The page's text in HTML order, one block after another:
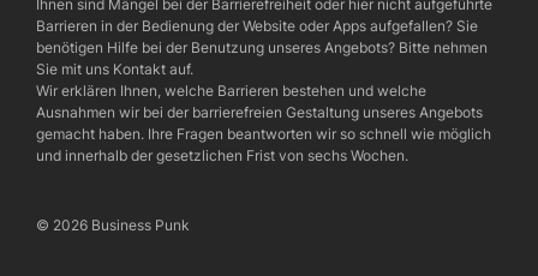
Ihnen sind Mängel bei der Barrierefreiheit oder hier nicht aufgeführte
Barrieren in der Bedienung der Website oder Apps aufgefallen? Sie
benötigen Hilfe bei der Benutzung unseres Angebots? Bitte nehmen
Sie mit uns Kontakt auf.
Wir erklären Ihnen, welche Barrieren bestehen und welche
Ausnahmen wir bei der barrierefreien Gestaltung unseres Angebots
gemacht haben. Ihre Fragen beantworten wir so schnell wie möglich
und innerhalb der gesetzlichen Frist von sechs Wochen.
© 2026 Business Punk